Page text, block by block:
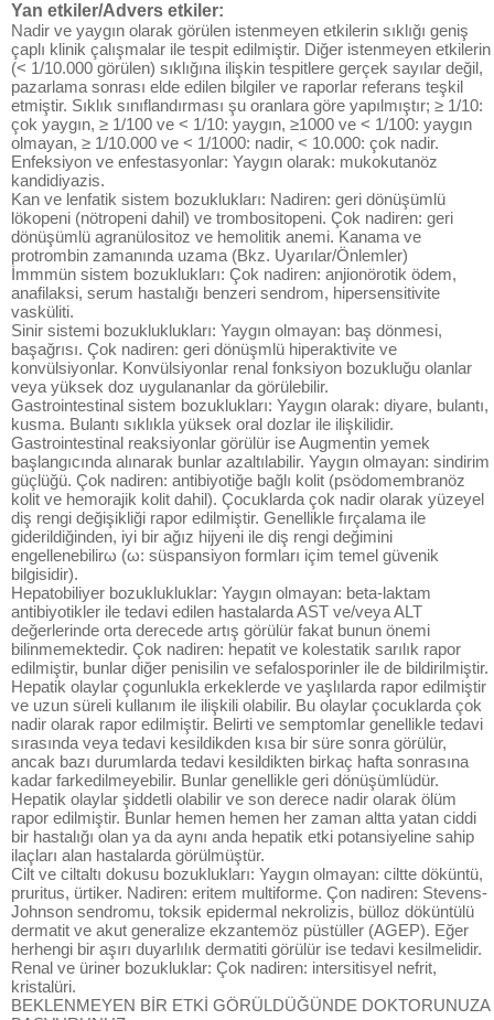
Yan etkiler/Advers etkiler:
Nadir ve yaygın olarak görülen istenmeyen etkilerin sıklığı geniş
çaplı klinik çalışmalar ile tespit edilmiştir. Diğer istenmeyen etkilerin
(< 1/10.000 görülen) sıklığına ilişkin tespitlere gerçek sayılar değil,
pazarlama sonrası elde edilen bilgiler ve raporlar referans teşkil
etmiştir. Sıklık sınıflandırması şu oranlara göre yapılmıştır; ≥ 1/10:
çok yaygın, ≥ 1/100 ve < 1/10: yaygın, ≥1000 ve < 1/100: yaygın
olmayan, ≥ 1/10.000 ve < 1/1000: nadir, < 10.000: çok nadir.
Enfeksiyon ve enfestasyonlar: Yaygın olarak: mukokutanöz
kandidiyazis.
Kan ve lenfatik sistem bozuklukları: Nadiren: geri dönüşümlü
lökopeni (nötropeni dahil) ve trombositopeni. Çok nadiren: geri
dönüşümlü agranülositoz ve hemolitik anemi. Kanama ve
protrombin zamanında uzama (Bkz. Uyarılar/Önlemler)
İmmmün sistem bozuklukları: Çok nadiren: anjionörotik ödem,
anafilaksi, serum hastalığı benzeri sendrom, hipersensitivite
vasküliti.
Sinir sistemi bozukluklukları: Yaygın olmayan: baş dönmesi,
başağrısı. Çok nadiren: geri dönüşmlü hiperaktivite ve
konvülsiyonlar. Konvülsiyonlar renal fonksiyon bozukluğu olanlar
veya yüksek doz uygulananlar da görülebilir.
Gastrointestinal sistem bozuklukları: Yaygın olarak: diyare, bulantı,
kusma. Bulantı sıklıkla yüksek oral dozlar ile ilişkilidir.
Gastrointestinal reaksiyonlar görülür ise Augmentin yemek
başlangıcında alınarak bunlar azaltılabilir. Yaygın olmayan: sindirim
güçlüğü. Çok nadiren: antibiyotiğe bağlı kolit (psödomembranöz
kolit ve hemorajik kolit dahil). Çocuklarda çok nadir olarak yüzeyel
diş rengi değişikliği rapor edilmiştir. Genellikle fırçalama ile
giderildiğinden, iyi bir ağız hijyeni ile diş rengi değimini
engellenebilirω (ω: süspansiyon formları içim temel güvenik
bilgisidir).
Hepatobiliyer bozuklukluklar: Yaygın olmayan: beta-laktam
antibiyotikler ile tedavi edilen hastalarda AST ve/veya ALT
değerlerinde orta derecede artış görülür fakat bunun önemi
bilinmemektedir. Çok nadiren: hepatit ve kolestatik sarılık rapor
edilmiştir, bunlar diğer penisilin ve sefalosporinler ile de bildirilmiştir.
Hepatik olaylar çogunlukla erkeklerde ve yaşlılarda rapor edilmiştir
ve uzun süreli kullanım ile ilişkili olabilir. Bu olaylar çocuklarda çok
nadir olarak rapor edilmiştir. Belirti ve semptomlar genellikle tedavi
sırasında veya tedavi kesildikden kısa bir süre sonra görülür,
ancak bazı durumlarda tedavi kesildikten birkaç hafta sonrasına
kadar farkedilmeyebilir. Bunlar genellikle geri dönüşümlüdür.
Hepatik olaylar şiddetli olabilir ve son derece nadir olarak ölüm
rapor edilmiştir. Bunlar hemen hemen her zaman altta yatan ciddi
bir hastalığı olan ya da aynı anda hepatik etki potansiyeline sahip
ilaçları alan hastalarda görülmüştür.
Cilt ve ciltaltı dokusu bozuklukları: Yaygın olmayan: ciltte döküntü,
pruritus, ürtiker. Nadiren: eritem multiforme. Çon nadiren: Stevens-
Johnson sendromu, toksik epidermal nekrolizis, bülloz döküntülü
dermatit ve akut generalize ekzantemöz püstüller (AGEP). Eğer
herhengi bir aşırı duyarlılık dermatiti görülür ise tedavi kesilmelidir.
Renal ve üriner bozukluklar: Çok nadiren: intersitisyel nefrit,
kristalüri.
BEKLENMEYEN BİR ETKİ GÖRÜLDÜĞÜNDE DOKTORUNUZA